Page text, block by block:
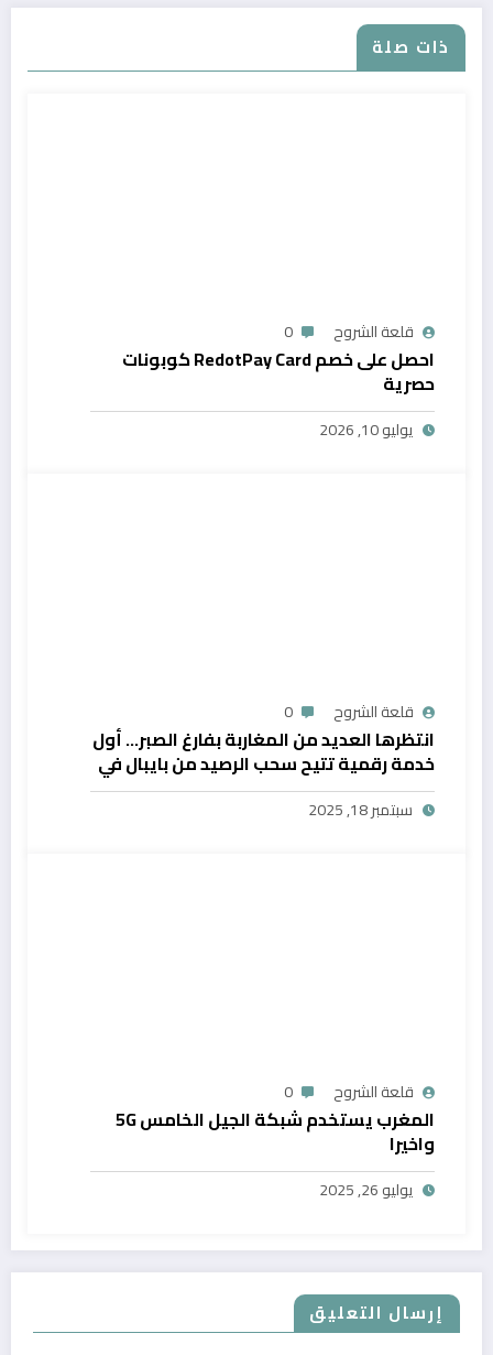
ذات صلة
قلعة الشروح 0
احصل على خصم RedotPay Card كوبونات
حصرية
يوليو 10, 2026
قلعة الشروح 0
انتظرها العديد من المغاربة بفارغ الصبر… أول
خدمة رقمية تتيح سحب الرصيد من بايبال في
المغرب
سبتمبر 18, 2025
قلعة الشروح 0
المغرب يستخدم شبكة الجيل الخامس 5G
واخيرا
يوليو 26, 2025
إرسال التعليق